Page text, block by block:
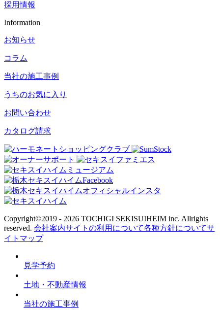
採用情報
Information
お知らせ
コラム
当社の施工事例
うちのお気に入り
お問い合わせ
カタログ請求
Copyright©2019 - 2026 TOCHIGI SEKISUIHEIM inc. Allrights
reserved. 会社案内サイトの利用について各種方針についてサ
イトマップ
見学予約
土地・不動産情報
当社の施工事例